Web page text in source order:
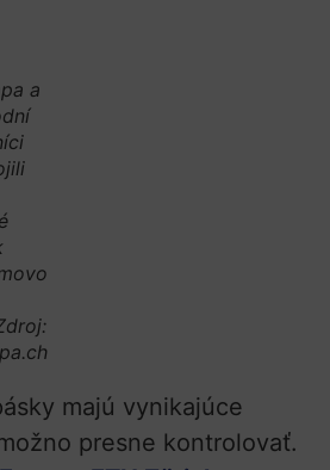
a
majú vynikajúce
presne kontrolovať.